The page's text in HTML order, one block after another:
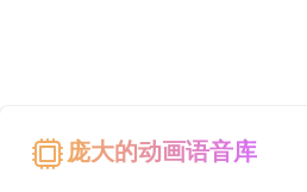
庞大的动画语音库